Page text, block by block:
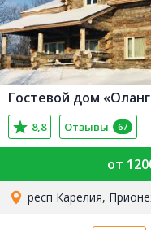
Гостевой дом
8,8 Отзывы 67
от
респ Карелия,